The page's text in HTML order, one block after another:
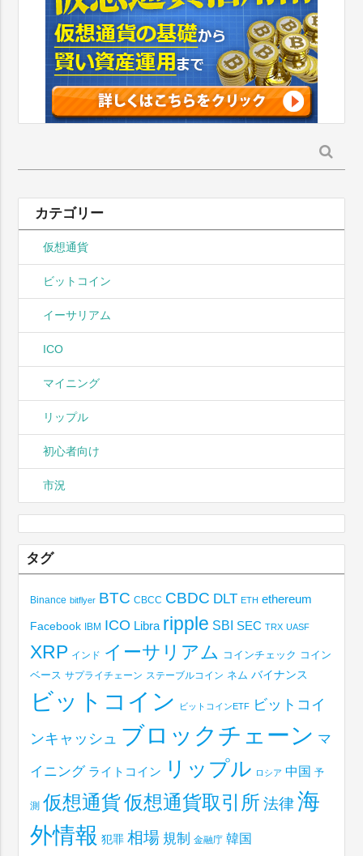
索:
カテゴリー
仮想通貨
ビットコイン
イーサリアム
ICO
マイニング
リップル
初心者向け
市況
タグ
Binance bitflyer BTC CBCC CBDC DLT ETH ethereum
Facebook IBM ICO Libra ripple SBI SEC TRX UASF
XRP インド イーサリアム コインチェック コイン
ベース サプライチェーン ステーブルコイン ネム バイナンス
ビットコイン ビットコインETF ビットコイ
ンキャッシュ ブロックチェーン マ
イニング ライトコイン リップル ロシア 中国 予
測 仮想通貨仮想通貨取引所 法律 海
外情報 犯罪 相場 規制 金融庁 韓国